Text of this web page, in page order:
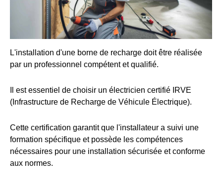
L'installation d'une borne de recharge doit être réalisée
par un professionnel compétent et qualifié.
Il est essentiel de choisir un électricien certifié IRVE
(Infrastructure de Recharge de Véhicule Électrique).
Cette certification garantit que l'installateur a suivi une
formation spécifique et possède les compétences
nécessaires pour une installation sécurisée et conforme
aux normes.